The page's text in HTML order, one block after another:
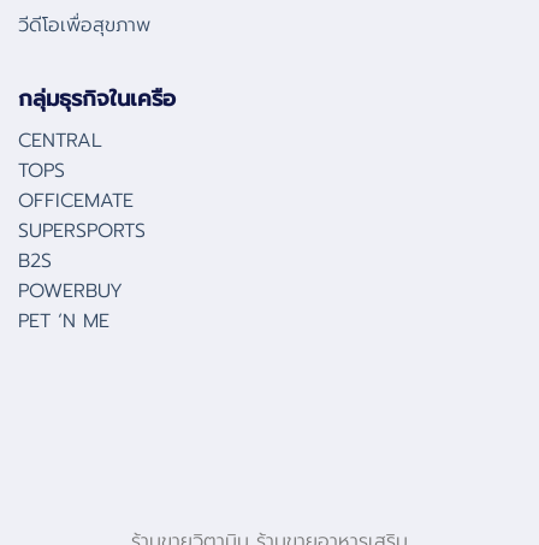
วีดีโอเพื่อสุขภาพ
กลุ่มธุรกิจในเครือ
CENTRAL
TOPS
OFFICEMATE
SUPERSPORTS
B2S
POWERBUY
PET ‘N ME